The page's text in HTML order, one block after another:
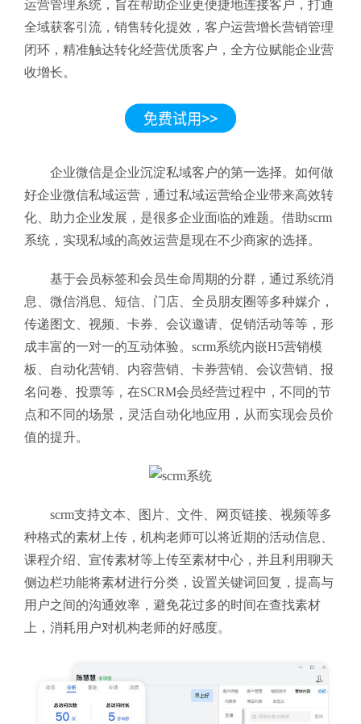
运营管理系统，旨在帮助企业更便捷地连接客户，打通
全域获客引流，销售转化提效，客户运营增长营销管理
闭环，精准触达转化经营优质客户，全方位赋能企业营
收增长。
企业微信是企业沉淀私域客户的第一选择。如何做
好企业微信私域运营，通过私域运营给企业带来高效转
化、助力企业发展，是很多企业面临的难题。借助scrm
系统，实现私域的高效运营是现在不少商家的选择。
基于会员标签和会员生命周期的分群，通过系统消
息、微信消息、短信、门店、全员朋友圈等多种媒介，
传递图文、视频、卡券、会议邀请、促销活动等等，形
成丰富的一对一的互动体验。 scrm系统内嵌H5营销模
板、自动化营销、内容营销、卡券营销、会议营销、报
名问卷、投票等，在SCRM会员经营过程中，不同的节
点和不同的场景，灵活自动化地应用，从而实现会员价
值的提升。
scrm支持文本、图片、文件、网页链接、视频等多
种格式的素材上传，机构老师可以将近期的活动信息、
课程介绍、宣传素材等上传至素材中心，并且利用聊天
侧边栏功能将素材进行分类，设置关键词回复，提高与
用户之间的沟通效率，避免花过多的时间在查找素材
上，消耗用户对机构老师的好感度。